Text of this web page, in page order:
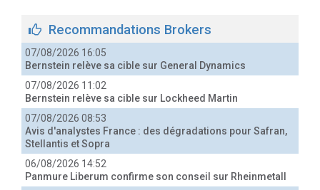
Recommandations Brokers
07/08/2026 16:05
Bernstein relève sa cible sur General Dynamics
07/08/2026 11:02
Bernstein relève sa cible sur Lockheed Martin
07/08/2026 08:53
Avis d'analystes France : des dégradations pour Safran,
Stellantis et Sopra
06/08/2026 14:52
Panmure Liberum confirme son conseil sur Rheinmetall